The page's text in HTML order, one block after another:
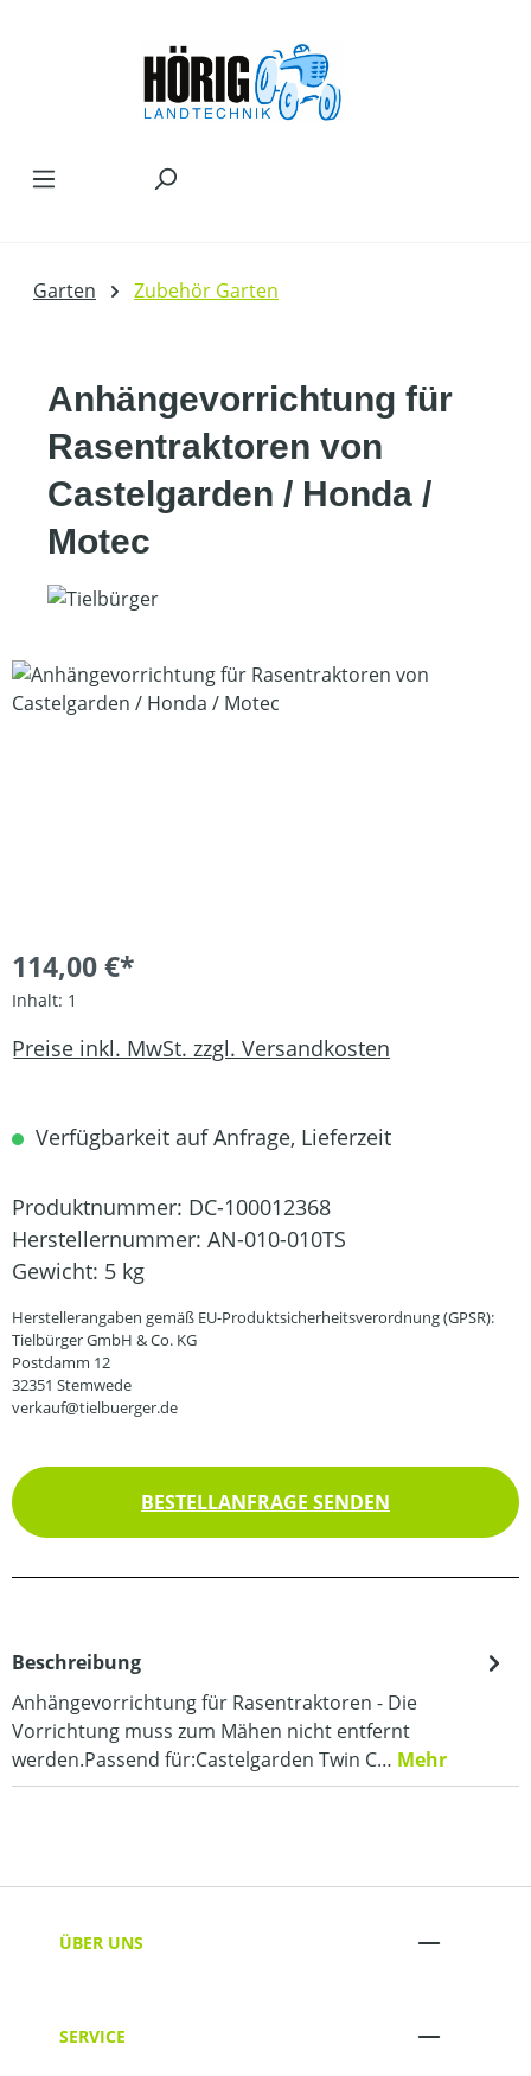
Garten Zubehör Garten
Anhängevorrichtung für
Rasentraktoren von
Castelgarden / Honda /
Motec
Bildergalerie überspringen
114,00 €*
Inhalt: 1
Preise inkl. MwSt. zzgl. Versandkosten
Verfügbarkeit auf Anfrage, Lieferzeit
Produktnummer: DC-100012368
Herstellernummer: AN-010-010TS
Gewicht: 5 kg
Herstellerangaben gemäß EU-Produktsicherheitsverordnung (GPSR):
Tielbürger GmbH & Co. KG
Postdamm 12
32351 Stemwede
verkauf@tielbuerger.de
BESTELLANFRAGE SENDEN
Beschreibung
Anhängevorrichtung für Rasentraktoren - Die
Vorrichtung muss zum Mähen nicht entfernt
werden.Passend für:Castelgarden Twin C… Mehr
ÜBER UNS
SERVICE